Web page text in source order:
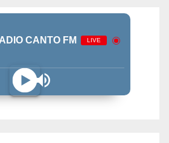
CANTO FM LIVE